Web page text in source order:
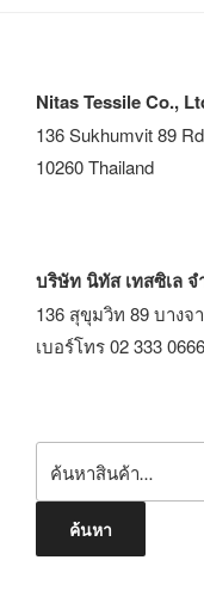
Nitas Tessile Co.,
136 Sukhumvit 89
10260 Thailand
บริษัท นิทัส เทสซิเล จ
136 สุขุมวิท 89 บางจ
เบอร์โทร 02 333 0666
ค้นหา